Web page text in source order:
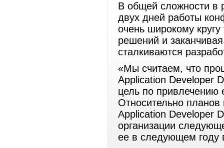
В общей сложности в
двух дней работы
очень широкому
решений и
сталкиваются
«Мы считаем, что
Application Developer
цель по привлечению
Относительно
Application Developer
организации
ее в следующем году